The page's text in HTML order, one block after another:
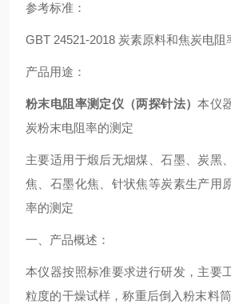
参考标准：
GBT 24521-2018 炭素原料和焦炭电阻
产品用途：
粉末电阻率测定仪（两探针法）本仪
炭粉末电阻率的测定
主要适用于煅后无烟煤、石墨、炭黑
焦、石墨化焦、针状焦等炭素生产用
率的测定
一、产品概述：
本仪器按照标准要求进行研发，主要
粒度的干燥试样，称重后倒入粉末料